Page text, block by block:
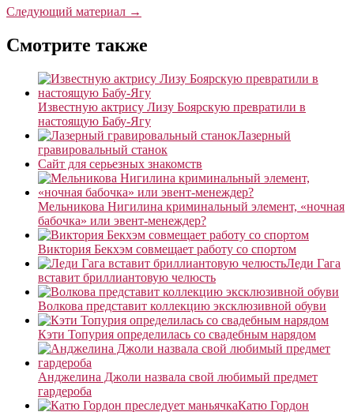
Следующий материал →
Смотрите также
Известную актрису Лизу Боярскую превратили в
настоящую Бабу-Ягу
Лазерный
гравировальный станок
Сайт для серьезных знакомств
Мельникова Нигилина криминальный элемент, «ночная
бабочка» или эвент-менеждер?
Виктория Бекхэм совмещает работу со спортом
Леди Гага
вставит бриллиантовую челюсть
Волкова представит коллекцию эксклюзивной обуви
Кэти Топурия определилась со свадебным нарядом
Анджелина Джоли назвала свой любимый предмет
гардероба
Катю Гордон